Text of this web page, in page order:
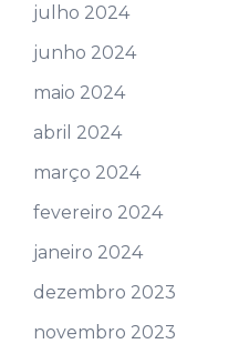
julho 2024
junho 2024
maio 2024
abril 2024
março 2024
fevereiro 2024
janeiro 2024
dezembro 2023
novembro 2023